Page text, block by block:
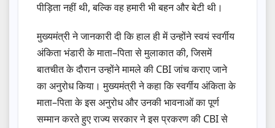
पीड़िता नहीं थी, बल्कि वह हमारी भी बहन और बेटी थी।
मुख्यमंत्री ने जानकारी दी कि हाल ही में उन्होंने स्वयं स्वर्गीय
अंकिता भंडारी के माता–पिता से मुलाकात की, जिसमें
बातचीत के दौरान उन्होंने मामले की CBI जांच कराए जाने
का अनुरोध किया। मुख्यमंत्री ने कहा कि स्वर्गीय अंकिता के
माता–पिता के इस अनुरोध और उनकी भावनाओं का पूर्ण
सम्मान करते हुए राज्य सरकार ने इस प्रकरण की CBI से